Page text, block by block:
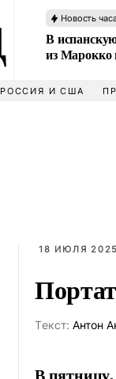
Новость
В
из Марокко
РОССИЯ И США
18 ИЮЛЯ
Tекст: Антон